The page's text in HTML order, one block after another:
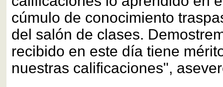
cúmulo de conocimiento
del salón de clases.
recibido en este día tiene
nuestras calificaciones",